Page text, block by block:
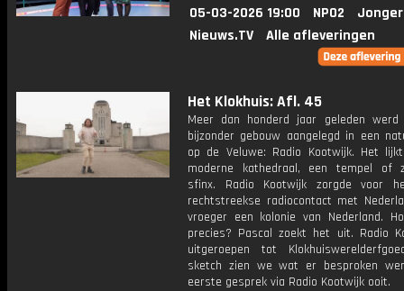
05-03-2026 19:00 NPO2
Nieuws.TV
Alle afleveringen
Het Klokhuis: Afl. 45
Meer dan honderd jaar geleden
bijzonder gebouw aangelegd in een
op de Veluwe: Radio Kootwijk. Het
moderne kathedraal, een tempel of
sfinx. Radio Kootwijk zorgde voor
rechtstreekse radiocontact met
vroeger een kolonie van Nederland.
precies? Pascal zoekt het uit. Radio
uitgeroepen tot
sketch zien we wat er besproken
eerste gesprek via Radio Kootwijk ooit.